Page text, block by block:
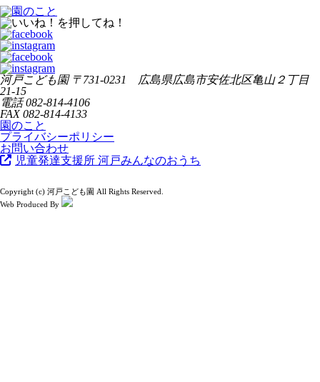
河戸こども園〒731-0231 広島県広島市安佐北区亀山２丁目
21-15
電話082-814-4106
FAX082-814-4133
園のこと
プライバシーポリシー
お問い合わせ
児童発達支援所 河戸みんなのおうち
Copyright (c) 河戸こども園 All Rights Reserved.
Web Produced By